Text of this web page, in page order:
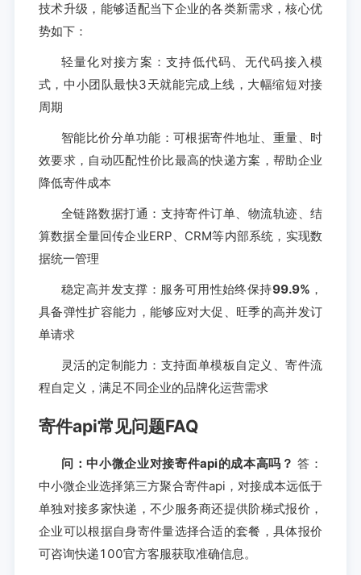
技术升级，能够适配当下企业的各类新需求，核心优
势如下：
轻量化对接方案：支持低代码、无代码接入模
式，中小团队最快3天就能完成上线，大幅缩短对接
周期
智能比价分单功能：可根据寄件地址、重量、时
效要求，自动匹配性价比最高的快递方案，帮助企业
降低寄件成本
全链路数据打通：支持寄件订单、物流轨迹、结
算数据全量回传企业ERP、CRM等内部系统，实现数
据统一管理
稳定高并发支撑：服务可用性始终保持99.9% ，
具备弹性扩容能力，能够应对大促、旺季的高并发订
单请求
灵活的定制能力：支持面单模板自定义、寄件流
程自定义，满足不同企业的品牌化运营需求
寄件api常见问题FAQ
问：中小微企业对接寄件api的成本高吗？ 答：
中小微企业选择第三方聚合寄件api，对接成本远低于
单独对接多家快递，不少服务商还提供阶梯式报价，
企业可以根据自身寄件量选择合适的套餐，具体报价
可咨询快递100官方客服获取准确信息。